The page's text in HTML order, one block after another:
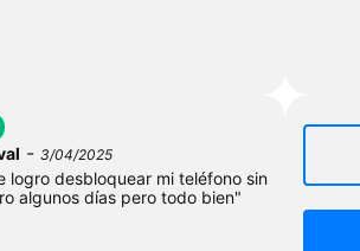
- 3/04/2025
logro desbloquear mi teléfono sin
algunos días pero todo bien"